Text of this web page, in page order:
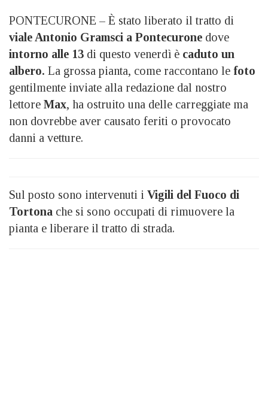
PONTECURONE – È stato liberato il tratto di
viale Antonio Gramsci a Pontecurone dove
intorno alle 13 di questo venerdì è caduto un
albero. La grossa pianta, come raccontano le foto
gentilmente inviate alla redazione dal nostro
lettore Max, ha ostruito una delle carreggiate ma
non dovrebbe aver causato feriti o provocato
danni a vetture.
Sul posto sono intervenuti i Vigili del Fuoco di
Tortona che si sono occupati di rimuovere la
pianta e liberare il tratto di strada.